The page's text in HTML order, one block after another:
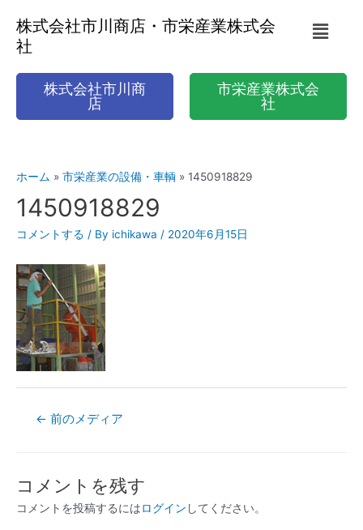
株式会社市川商店・市栄産業株式会
社
株式会社市川商
店
市栄産業株式会
社
ホーム 市栄産業の設備・車輌 1450918829
1450918829
コメントする / By ichikawa / 2020年6月15日
← 前のメディア
コメントを残す
コメントを投稿するにはログイン してください。